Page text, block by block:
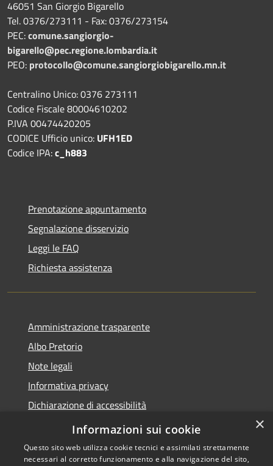
46051 San Giorgio Bigarello
Tel. 0376/273111 - Fax: 0376/273154
PEC:comune.sangiorgio-
bigarello@pec.regione.lombardia.it
PEO: protocollo@comune.sangiorgiobigarello.mn.it
Centralino Unico: 0376 273111
Codice Fiscale 80004610202
P.IVA 00474420205
CODICE Ufficio unico: UFH1ED
Codice IPA:c_h883
Prenotazione appuntamento
Segnalazione disservizio
Leggi le FAQ
Richiesta assistenza
Amministrazione trasparente
Albo Pretorio
Note legali
Informativa privacy
Dichiarazione di accessibilità
Obiettivi di accessibilità
×
Informazioni sui cookie
Questo sito web utilizza cookie tecnici e assimilati strettamente
necessari al corretto funzionamento e alla navigazione del sito,